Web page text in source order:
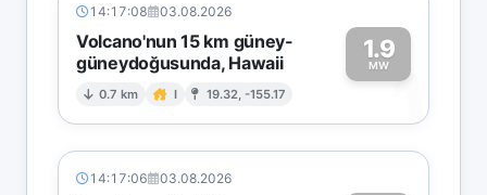
14:17:08 03.08.2026
Volcano'nun 15 km güney-
güneydoğusunda, Hawaii
0.7 km I 19.32, -155.17
1.9
MW1
14:17:06 03.08.2026